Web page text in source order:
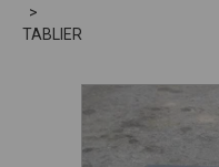
TABLIER